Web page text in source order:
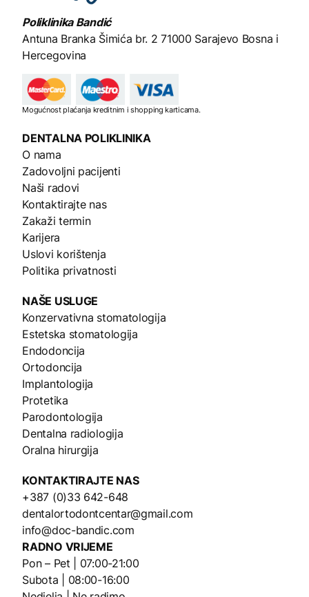
Poliklinika Bandić
Antuna Branka Šimića br. 2 71000 Sarajevo Bosna i
Hercegovina
Mogućnost plaćanja kreditnim i shopping karticama.
DENTALNA POLIKLINIKA
O nama
Zadovoljni pacijenti
Naši radovi
Kontaktirajte nas
Zakaži termin
Karijera
Uslovi korištenja
Politika privatnosti
NAŠE USLUGE
Konzervativna stomatologija
Estetska stomatologija
Endodoncija
Ortodoncija
Implantologija
Protetika
Parodontologija
Dentalna radiologija
Oralna hirurgija
KONTAKTIRAJTE NAS
+387 (0)33 642-648
dentalortodontcentar@gmail.com
info@doc-bandic.com
RADNO VRIJEME
Pon – Pet | 07:00-21:00
Subota | 08:00-16:00